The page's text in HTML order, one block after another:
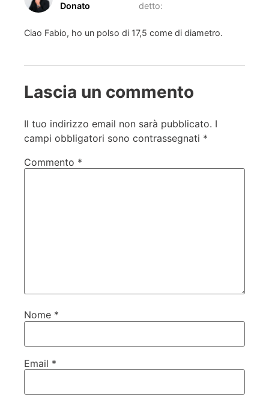
Donato
detto:
Ciao Fabio, ho un polso di 17,5 come di diametro.
Lascia un commento
Il tuo indirizzo email non sarà pubblicato. I
campi obbligatori sono contrassegnati *
Commento *
Nome *
Email *